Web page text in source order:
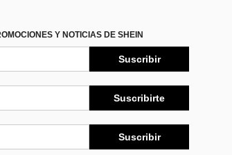
Y NOTICIAS DE SHEIN
Suscribir
Suscribirte
Suscribir